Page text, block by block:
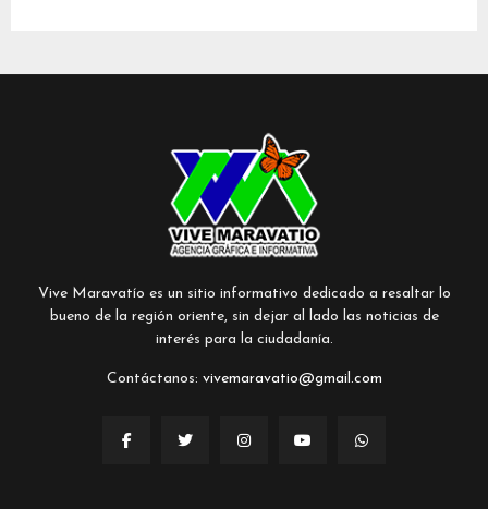
Vive Maravatío es un sitio informativo dedicado a resaltar lo
bueno de la región oriente, sin dejar al lado las noticias de
interés para la ciudadanía.
Contáctanos: vivemaravatio@gmail.com